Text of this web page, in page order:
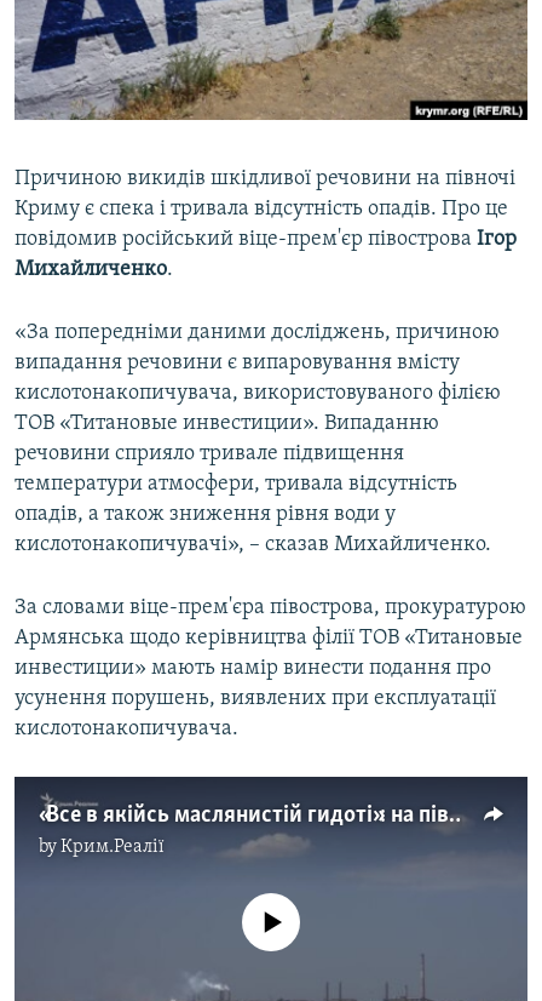
ВІДЕОУРОКИ «ELIFBE»
СВІДЧЕННЯ ОКУПАЦІЇ
УКРАЇНСЬКА ПРОБЛЕМА КРИМУ
Русский
Qırımtatar
Усі сайти RFE/RL
Причиною викидів шкідливої речовини на півночі
Криму є спека і тривала відсутність опадів. Про це
повідомив російський віце-прем'єр півострова Ігор
Михайличенко.
«За попередніми даними досліджень, причиною
випадання речовини є випаровування вмісту
кислотонакопичувача, використовуваного філією
ТОВ «Титановые инвестиции». Випаданню
речовини сприяло тривале підвищення
температури атмосфери, тривала відсутність
опадів, а також зниження рівня води у
кислотонакопичувачі», – сказав Михайличенко.
За словами віце-прем'єра півострова, прокуратурою
Армянська щодо керівництва філії ТОВ «Титановые
инвестиции» мають намір винести подання про
усунення порушень, виявлених при експлуатації
кислотонакопичувача.
«Все в якійсь маслянистій гидоті»: на півночі Криму страждають від викиду невідомої речовини (відео)
byКрим.Реалії
No media source currently available